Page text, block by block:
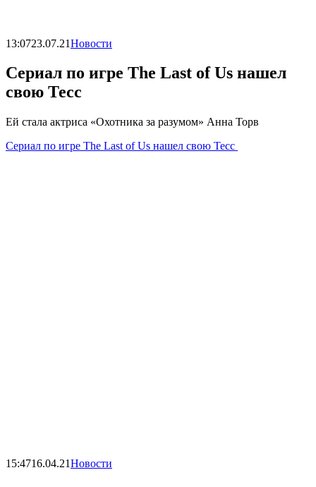
13:0723.07.21Новости
Сериал по игре The Last of Us нашел
свою Тесс
Ей стала актриса «Охотника за разумом» Анна Торв
Сериал по игре The Last of Us нашел свою Тесс
15:4716.04.21Новости